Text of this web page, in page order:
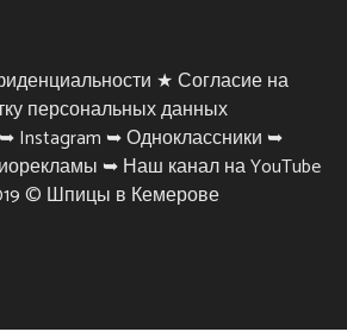
★Согласие на
персональных данных
➥Instagram ➥Одноклассники ➥
➥Наш канал на YouTube
© Шпицы в Кемерове